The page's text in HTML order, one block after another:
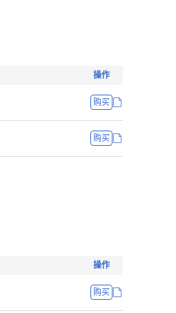
操作
购买
购买
操作
购买